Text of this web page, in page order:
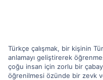
Türkçe çalışmak, bir kişinin
anlamayı geliştirerek
çoğu insan için zorlu bir
öğrenilmesi özünde bir zevk